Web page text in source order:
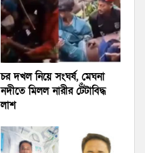
চর দখল নিয়ে সংঘর্ষ, মেঘনা
নদীতে মিলল নারীর টেঁটাবিদ্ধ
লাশ